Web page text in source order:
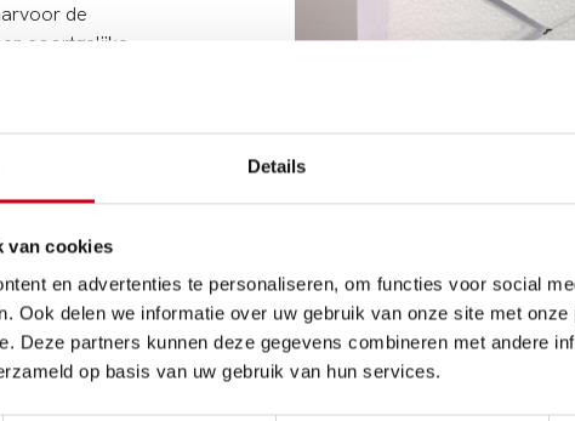
Details
van cookies
en advertenties te personaliseren, om functies voor social
Ook delen we informatie over uw gebruik van onze site met
Deze partners kunnen deze gegevens combineren met andere
op basis van uw gebruik van hun services.
de
soortgelijke